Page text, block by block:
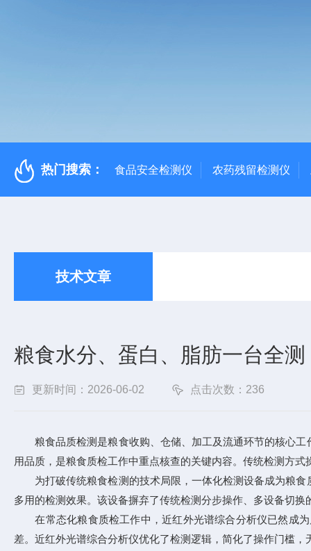
热门搜索： 食品安全检测仪 农药残留检测仪
技术文章
粮食水分、蛋白、脂肪一台全
更新时间：2026-06-02 点击次数：236
粮食品质检测是粮食收购、仓储、加工及流通环节的核心工
用品质，是粮食质检工作中重点核查的关键内容。传统检测方
为打破传统粮食检测的技术局限，一体化检测设备成为粮食
多用的检测效果。该设备摒弃了传统检测分步操作、多设备切
在常态化粮食质检工作中，近红外光谱综合分析仪已然成为
差。近红外光谱综合分析仪优化了检测逻辑，简化了操作门槛